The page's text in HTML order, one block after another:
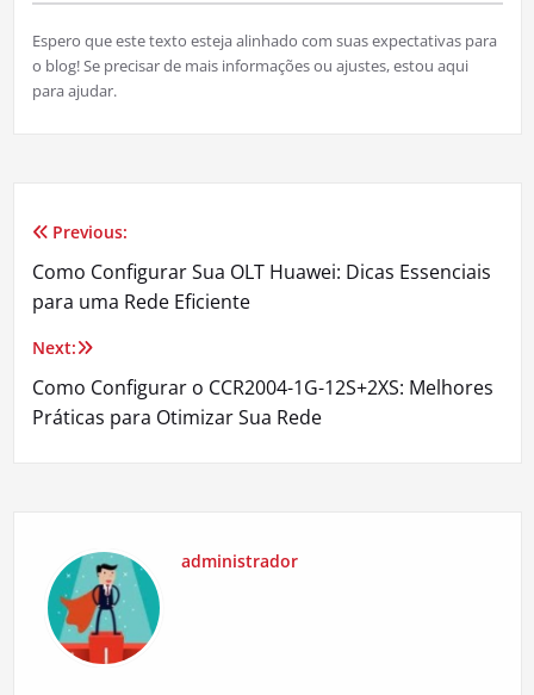
Espero que este texto esteja alinhado com suas expectativas para
o blog! Se precisar de mais informações ou ajustes, estou aqui
para ajudar.
Navegação
de
Post
Previous:
Como Configurar Sua OLT Huawei: Dicas Essenciais
para uma Rede Eficiente
Next:
Como Configurar o CCR2004-1G-12S+2XS: Melhores
Práticas para Otimizar Sua Rede
administrador